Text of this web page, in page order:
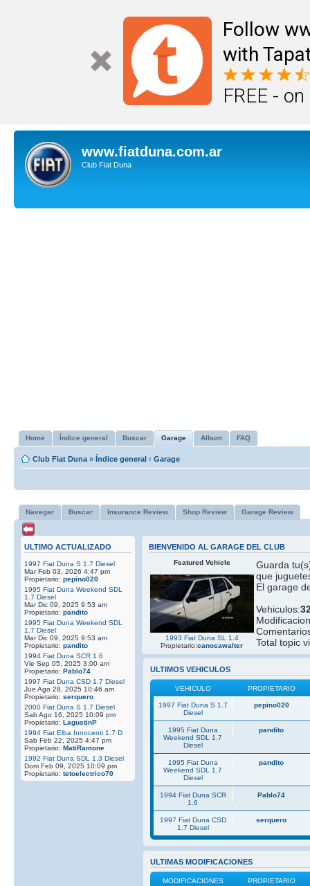
Follow
with
FREE -
www.fiatduna.com.ar
Club Fiat Duna
Home Índice general Buscar Garage Album FAQ
Club Fiat Duna » Índice general ‹ Garage
Navegar Buscar Insurance Review Shop Review Garage Review
ULTIMO ACTUALIZADO
1997 Fiat Duna S 1.7 Diesel
Mar Feb 03, 2026 4:47 pm
Propietario: pepino020
1995 Fiat Duna Weekend SDL
1.7 Diesel
Mar Dic 09, 2025 9:53 am
Propietario: pandito
1995 Fiat Duna Weekend SDL
1.7 Diesel
Mar Dic 09, 2025 9:53 am
Propietario: pandito
1994 Fiat Duna SCR 1.6
Vie Sep 05, 2025 3:00 am
Propietario: Pablo74
1997 Fiat Duna CSD 1.7 Diesel
Jue Ago 28, 2025 10:46 am
Propietario: serquero
2000 Fiat Duna S 1.7 Diesel
Sab Ago 16, 2025 10:09 pm
Propietario: LagustinP
1994 Fiat Elba Innocenti 1.7 D
Sab Feb 22, 2025 4:47 pm
Propietario: MatiRamone
1992 Fiat Duna SDL 1.3 Diesel
Dom Feb 09, 2025 10:09 pm
Propietario: tetoelectrico70
BIENVENIDO AL GARAGE DEL CLUB
Featured Vehicle
1993 Fiat Duna SL 1.4
Propietario:canosawalter
Guarda
que
El garage
Vehiculos:
Total topic
ULTIMOS VEHICULOS
VEHICULO PROPIETARIO
1997 Fiat Duna S 1.7
Diesel
pepino020
1995 Fiat Duna
Weekend SDL 1.7
Diesel
pandito
1995 Fiat Duna
Weekend SDL 1.7
Diesel
pandito
1994 Fiat Duna SCR
1.6
Pablo74
1997 Fiat Duna CSD
1.7 Diesel
serquero
ULTIMAS MODIFICACIONES
MODIFICACIONES PROPIETARIO